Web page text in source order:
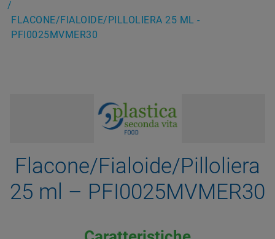
FLACONE/FIALOIDE/PILLOLIERA 25 ML -
PFI0025MVMER30
Flacone/Fialoide/Pilloliera
25 ml – PFI0025MVMER30